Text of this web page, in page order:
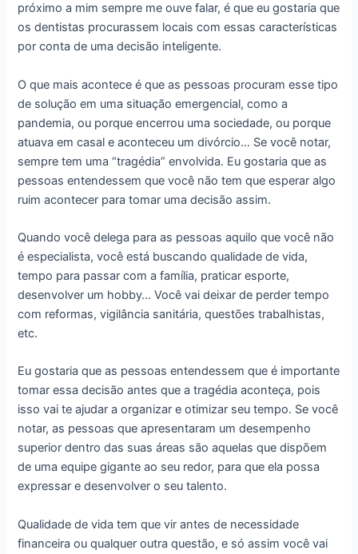
próximo a mim sempre me ouve falar, é que eu gostaria que
os dentistas procurassem locais com essas características
por conta de uma decisão inteligente.
O que mais acontece é que as pessoas procuram esse tipo
de solução em uma situação emergencial, como a
pandemia, ou porque encerrou uma sociedade, ou porque
atuava em casal e aconteceu um divórcio… Se você notar,
sempre tem uma “tragédia” envolvida. Eu gostaria que as
pessoas entendessem que você não tem que esperar algo
ruim acontecer para tomar uma decisão assim.
Quando você delega para as pessoas aquilo que você não
é especialista, você está buscando qualidade de vida,
tempo para passar com a família, praticar esporte,
desenvolver um hobby… Você vai deixar de perder tempo
com reformas, vigilância sanitária, questões trabalhistas,
etc.
Eu gostaria que as pessoas entendessem que é importante
tomar essa decisão antes que a tragédia aconteça, pois
isso vai te ajudar a organizar e otimizar seu tempo. Se você
notar, as pessoas que apresentaram um desempenho
superior dentro das suas áreas são aquelas que dispõem
de uma equipe gigante ao seu redor, para que ela possa
expressar e desenvolver o seu talento.
Qualidade de vida tem que vir antes de necessidade
financeira ou qualquer outra questão, e só assim você vai